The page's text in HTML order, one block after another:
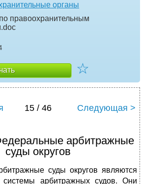
органы
правоохранительным
.doc
☆
15 / 46 Следующая >
арбитражные
суды округов
суды округов являются
арбитражных судов. Они